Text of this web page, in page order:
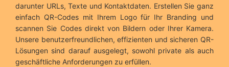
darunter URLs, Texte und Kontaktdaten. Erstellen Sie ganz
einfach QR-Codes mit Ihrem Logo für Ihr Branding und
scannen Sie Codes direkt von Bildern oder Ihrer Kamera.
Unsere benutzerfreundlichen, effizienten und sicheren QR-
Lösungen sind darauf ausgelegt, sowohl private als auch
geschäftliche Anforderungen zu erfüllen.